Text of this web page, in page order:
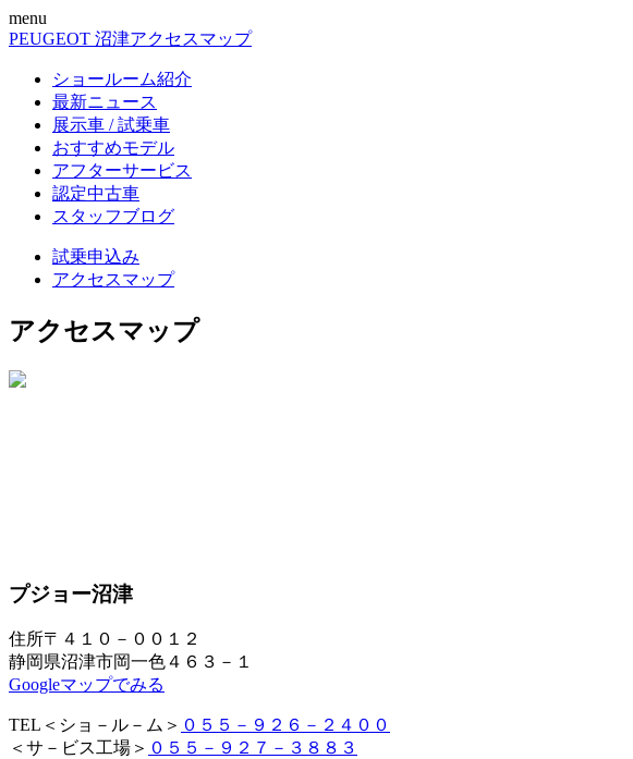
menu
PEUGEOT 沼津アクセスマップ
ショールーム紹介
最新ニュース
展示車 / 試乗車
おすすめモデル
アフターサービス
認定中古車
スタッフブログ
試乗申込み
アクセスマップ
アクセスマップ
プジョー沼津
住所〒４１０－００１２
静岡県沼津市岡一色４６３－１
Googleマップでみる
TEL ＜ショ－ル－ム＞ ０５５－９２６－２４００
＜サ－ビス工場＞ ０５５－９２７－３８８３